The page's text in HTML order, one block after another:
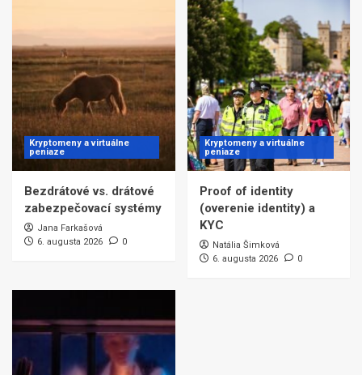
Kryptomeny a virtuálne
peniaze
Bezdrátové vs. drátové
zabezpečovací systémy
Jana Farkašová
6. augusta 2026
0
Kryptomeny a virtuálne
peniaze
Proof of identity
(overenie identity) a
KYC
Natália Šimková
6. augusta 2026
0